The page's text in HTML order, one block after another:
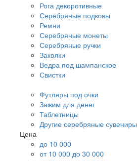
Рога декоротивные
Серебряные подковы
Ремни
Серебряные монеты
Серебряные ручки
Заколки
Ведра под шампанское
Свистки
Футляры под очки
Зажим для денег
Таблетницы
Другие серебряные сувениры
Цена
до 10 000
от 10 000 до 30 000